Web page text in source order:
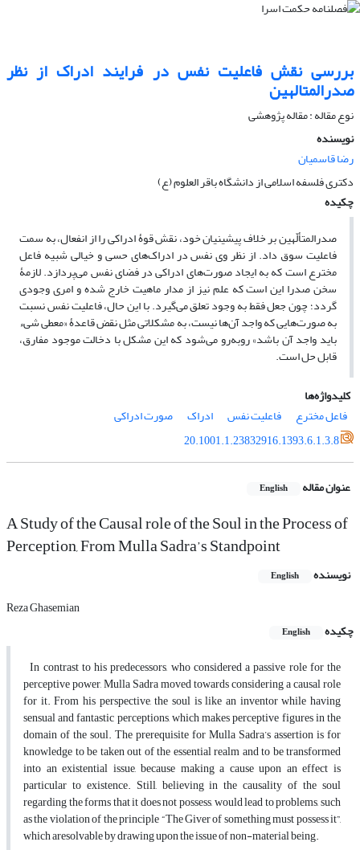
بررسی نقش فاعلیت نفس در فرایند ادراک از نظر
صدرالمتالهین
نوع مقاله : مقاله پژوهشی
نویسنده
رضا قاسمیان
دکتری فلسفه اسلامی از دانشگاه باقر العلوم (ع)
چکیده
صدرالمتألّهین بر خلاف پیشینیان خود، نقش قوۀ ادراکی را از انفعال، به سمت
فاعلیت سوق داد. از نظر وی نفس در ادراک‌های حسی و خیالی شبیه فاعل
مخترع است که به ایجاد صورت‌های ادراکی در فضای نفس می‌پردازد. لازمۀ
سخن صدرا این است که علم نیز از مدار ماهیت خارج شده و امری وجودی
گردد؛ چون جعل فقط به وجود تعلق می‌گیرد. با این حال، فاعلیت نفس نسبت
به صورت‌هایی که واجد آن‌ها نیست، به مشکلاتی مثل نقض قاعدۀ «معطی شیء
باید واجد آن باشد» روبه‌رو می‌شود که این مشکل با دخالت موجود مفارق،
قابل حل است.
کلیدواژه‌ها
فاعل مخترع
فاعلیت نفس ادراک
صورت ادراکی
20.1001.1.23832916.1393.6.1.3.8
عنوان مقاله English
A Study of the Causal role of the Soul in the Process of
Perception, From Mulla Sadra’s Standpoint
نویسنده English
Reza Ghasemian
چکیده
English
In contrast to his predecessors, who considered a passive role for the
perceptive power, Mulla Sadra moved towards considering a causal role
for it. From his perspective, the soul is like an inventor while having
sensual and fantastic perceptions, which makes perceptive figures in the
domain of the soul. The prerequisite for Mulla Sadra’s assertion is for
knowledge to be taken out of the essential realm and to be transformed
into an existential issue, because making a cause upon an effect is
particular to existence. Still, believing in the causality of the soul
regarding the forms that it does not possess, would lead to problems, such
as the violation of the principle “The Giver of something must possess it”,
which aresolvable by drawing upon the issue of non-material being.